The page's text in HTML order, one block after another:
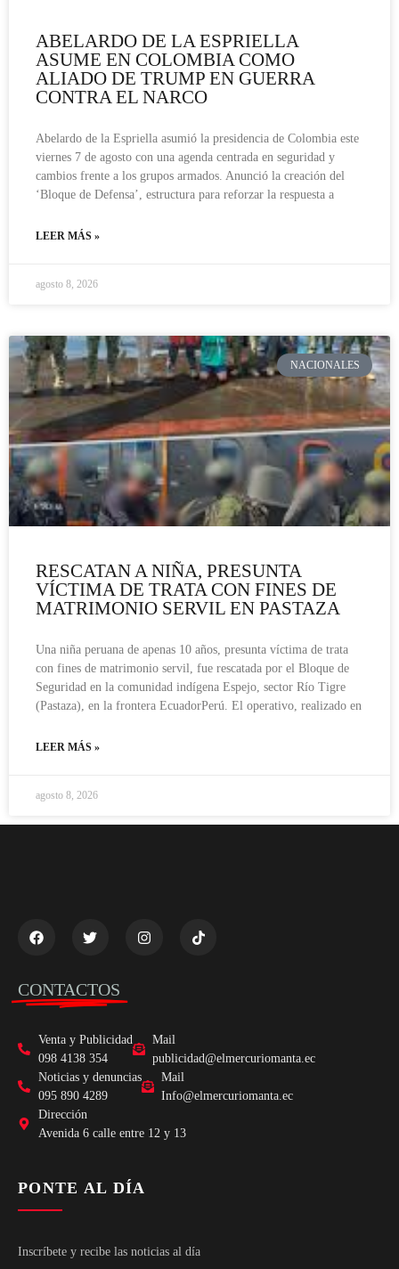
ABELARDO DE LA ESPRIELLA
ASUME EN COLOMBIA COMO
ALIADO DE TRUMP EN GUERRA
CONTRA EL NARCO
Abelardo de la Espriella asumió la presidencia de Colombia este
viernes 7 de agosto con una agenda centrada en seguridad y
cambios frente a los grupos armados. Anunció la creación del
‘Bloque de Defensa’, estructura para reforzar la respuesta a
LEER MÁS »
agosto 8, 2026
NACIONALES
RESCATAN A NIÑA, PRESUNTA
VÍCTIMA DE TRATA CON FINES DE
MATRIMONIO SERVIL EN PASTAZA
Una niña peruana de apenas 10 años, presunta víctima de trata
con fines de matrimonio servil, fue rescatada por el Bloque de
Seguridad en la comunidad indígena Espejo, sector Río Tigre
(Pastaza), en la frontera EcuadorPerú. El operativo, realizado en
LEER MÁS »
agosto 8, 2026
CONTACTOS
Venta y Publicidad
098 4138 354
Mail
publicidad@elmercuriomanta.ec
Noticias y denuncias
095 890 4289
Mail
Info@elmercuriomanta.ec
Dirección
Avenida 6 calle entre 12 y 13
PONTE AL DÍA
Inscríbete y recibe las noticias al día